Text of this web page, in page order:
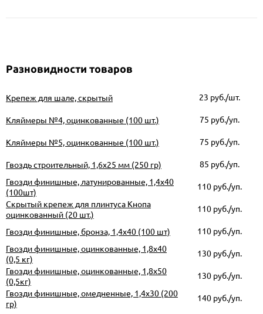
Разновидности товаров
Крепеж для шале, скрытый 23 руб./шт.
Кляймеры №4, оцинкованные (100 шт.) 75 руб./уп.
Кляймеры №5, оцинкованные (100 шт.) 75 руб./уп.
Гвоздь строительный, 1,6х25 мм (250 гр) 85 руб./уп.
Гвозди финишные, латунированные, 1,4х40
(100шт)
110руб./уп.
Скрытый крепеж для плинтуса Кнопа
оцинкованный (20 шт.)
110руб./уп.
Гвозди финишные, бронза, 1,4х40 (100 шт) 110руб./уп.
Гвозди финишные, оцинкованные, 1,8х40
(0,5 кг)
130руб./уп.
Гвозди финишные, оцинкованные, 1,8х50
(0,5кг)
130руб./уп.
Гвозди финишные, омедненные, 1,4х30 (200
гр)
140руб./уп.